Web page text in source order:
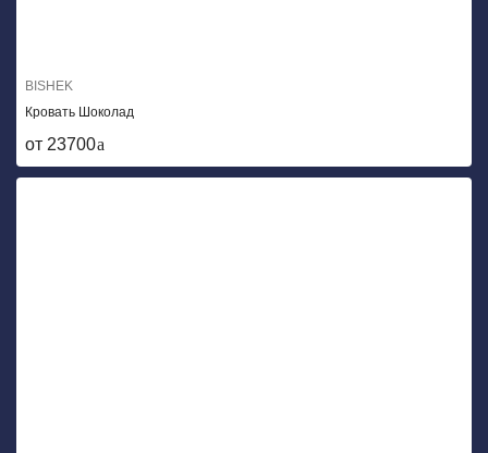
BISHEK
Кровать Шоколад
от 23700